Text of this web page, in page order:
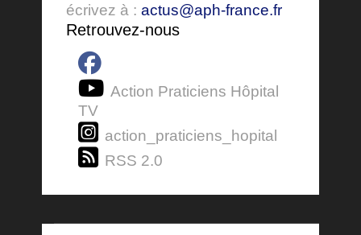
écrivez à : actus@aph-france.fr
Retrouvez-nous
Action Praticiens Hôpital
TV
action_praticiens_hopital
RSS 2.0